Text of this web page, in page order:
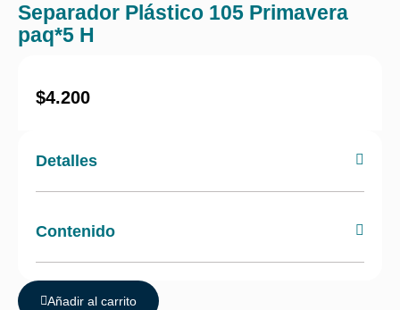
Separador Plástico 105 Primavera
paq*5 H
$4.200
Detalles
Contenido
Añadir al carrito